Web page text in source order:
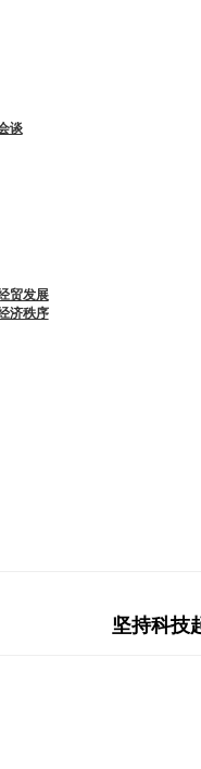
谈
贸发展
济秩序
坚持科技